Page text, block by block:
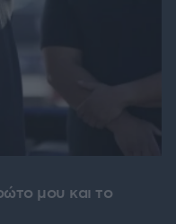
μου και το